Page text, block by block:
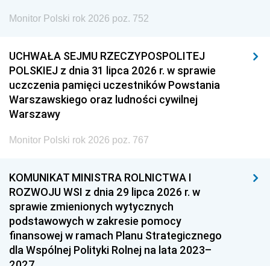
Monitor Polski rok 2026 poz. 752
UCHWAŁA SEJMU RZECZYPOSPOLITEJ
POLSKIEJ z dnia 31 lipca 2026 r. w sprawie
uczczenia pamięci uczestników Powstania
Warszawskiego oraz ludności cywilnej
Warszawy
Monitor Polski rok 2026 poz. 767
KOMUNIKAT MINISTRA ROLNICTWA I
ROZWOJU WSI z dnia 29 lipca 2026 r. w
sprawie zmienionych wytycznych
podstawowych w zakresie pomocy
finansowej w ramach Planu Strategicznego
dla Wspólnej Polityki Rolnej na lata 2023–